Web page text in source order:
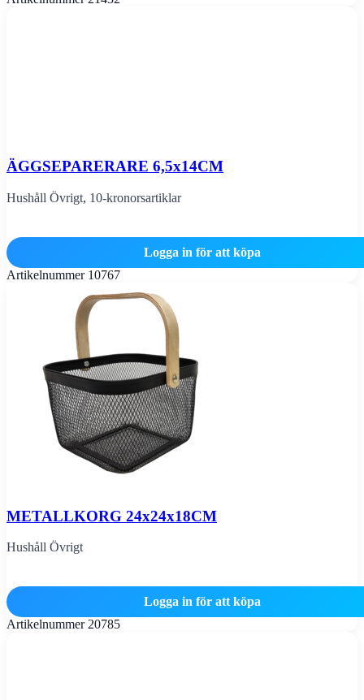
ÄGGSEPARERARE 6,5x14CM
Hushåll Övrigt, 10-kronorsartiklar
Logga in för att köpa
Artikelnummer 10767
METALLKORG 24x24x18CM
Hushåll Övrigt
Logga in för att köpa
Artikelnummer 20785